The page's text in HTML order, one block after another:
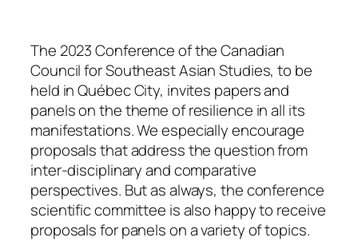
The 2023 Conference of the Canadian
Council for Southeast Asian Studies, to be
held in Québec City, invites papers and
panels on the theme of resilience in all its
manifestations. We especially encourage
proposals that address the question from
inter-disciplinary and comparative
perspectives. But as always, the conference
scientific committee is also happy to receive
proposals for panels on a variety of topics.